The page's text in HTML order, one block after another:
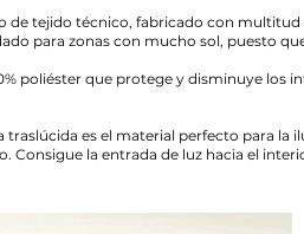
de tejido técnico, fabricado con
para zonas con mucho sol, puesto
poliéster que protege y disminuye los
traslúcida es el material perfecto para la
Consigue la entrada de luz hacia el